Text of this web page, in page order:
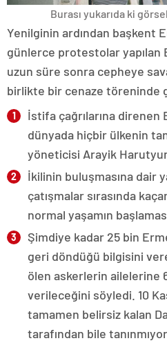
Burası yukarıda ki
Yenilginin ardından başkent
günlerce protestolar yapılan
uzun süre sonra cepheye
birlikte bir cenaze töreninde
İstifa çağrılarına direnen
dünyada hiçbir ülkenin
yöneticisi Arayik
İkilinin buluşmasına dair
çatışmalar sırasında
normal yaşamın
Şimdiye kadar 25 bin
geri döndüğü bilgisini
ölen askerlerin ailelerine
verileceğini söyledi. 10
tamamen belirsiz kalan
tarafından bile tanınmıyor.